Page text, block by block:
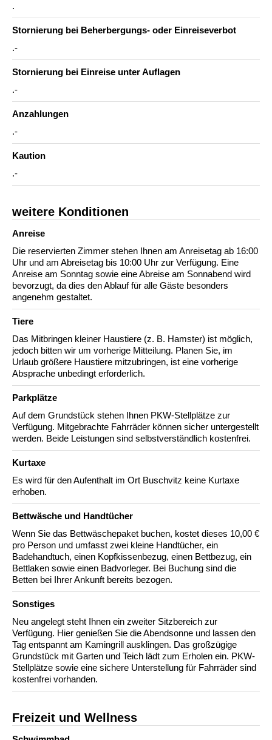
.
Stornierung bei Beherbergungs- oder Einreiseverbot
.-
Stornierung bei Einreise unter Auflagen
.-
Anzahlungen
.-
Kaution
.-
weitere Konditionen
Anreise
Die reservierten Zimmer stehen Ihnen am Anreisetag ab 16:00
Uhr und am Abreisetag bis 10:00 Uhr zur Verfügung. Eine
Anreise am Sonntag sowie eine Abreise am Sonnabend wird
bevorzugt, da dies den Ablauf für alle Gäste besonders
angenehm gestaltet.
Tiere
Das Mitbringen kleiner Haustiere (z. B. Hamster) ist möglich,
jedoch bitten wir um vorherige Mitteilung. Planen Sie, im
Urlaub größere Haustiere mitzubringen, ist eine vorherige
Absprache unbedingt erforderlich.
Parkplätze
Auf dem Grundstück stehen Ihnen PKW-Stellplätze zur
Verfügung. Mitgebrachte Fahrräder können sicher untergestellt
werden. Beide Leistungen sind selbstverständlich kostenfrei.
Kurtaxe
Es wird für den Aufenthalt im Ort Buschvitz keine Kurtaxe
erhoben.
Bettwäsche und Handtücher
Wenn Sie das Bettwäschepaket buchen, kostet dieses 10,00 €
pro Person und umfasst zwei kleine Handtücher, ein
Badehandtuch, einen Kopfkissenbezug, einen Bettbezug, ein
Bettlaken sowie einen Badvorleger. Bei Buchung sind die
Betten bei Ihrer Ankunft bereits bezogen.
Sonstiges
Neu angelegt steht Ihnen ein zweiter Sitzbereich zur
Verfügung. Hier genießen Sie die Abendsonne und lassen den
Tag entspannt am Kamingrill ausklingen. Das großzügige
Grundstück mit Garten und Teich lädt zum Erholen ein. PKW-
Stellplätze sowie eine sichere Unterstellung für Fahrräder sind
kostenfrei vorhanden.
Freizeit und Wellness